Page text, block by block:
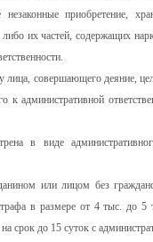
приобретение,
их частей, содержащих
совершающего деяние,
к административной
в виде
или лицом без
в размере от 4 тыс. до
срок до 15 суток с